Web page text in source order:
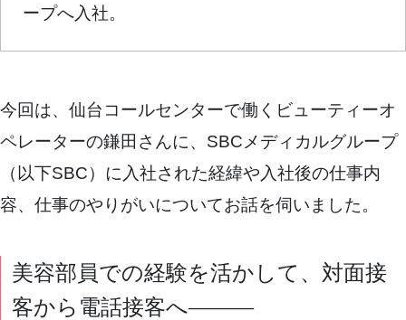
ープへ入社。
今回は、仙台コールセンターで働くビューティーオ
ペレーターの鎌田さんに、SBCメディカルグループ
（以下SBC）に入社された経緯や入社後の仕事内
容、仕事のやりがいについてお話を伺いました。
美容部員での経験を活かして、対面接
客から電話接客へ———